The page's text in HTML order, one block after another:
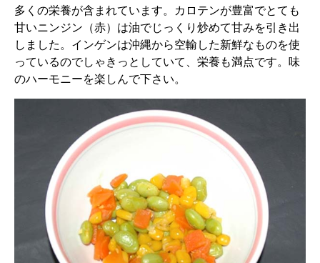
多くの栄養が含まれています。カロテンが豊富でとても
甘いニンジン（赤）は油でじっくり炒めて甘みを引き出
しました。インゲンは沖縄から空輸した新鮮なものを使
っているのでしゃきっとしていて、栄養も満点です。味
のハーモニーを楽しんで下さい。